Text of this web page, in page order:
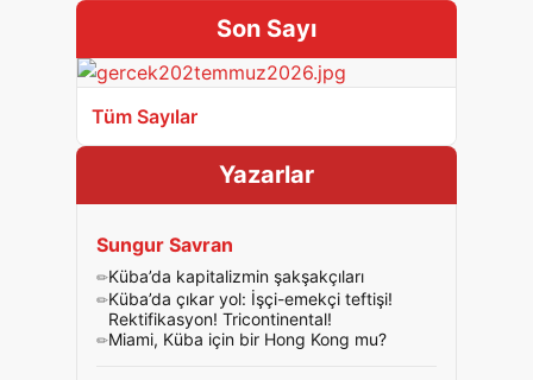
Son Sayı
Tüm Sayılar
Yazarlar
Sungur Savran
Küba’da kapitalizmin şakşakçıları
Küba’da çıkar yol: İşçi-emekçi teftişi!
Rektifikasyon! Tricontinental!
Miami, Küba için bir Hong Kong mu?